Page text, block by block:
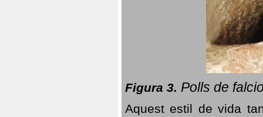
Figura 3. Polls de
Aquest estil de vida